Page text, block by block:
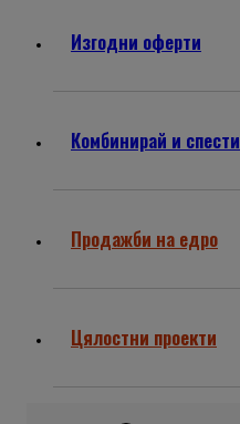
Изгодни оферти
Комбинирай и спести
Продажби на едро
Цялостни проекти